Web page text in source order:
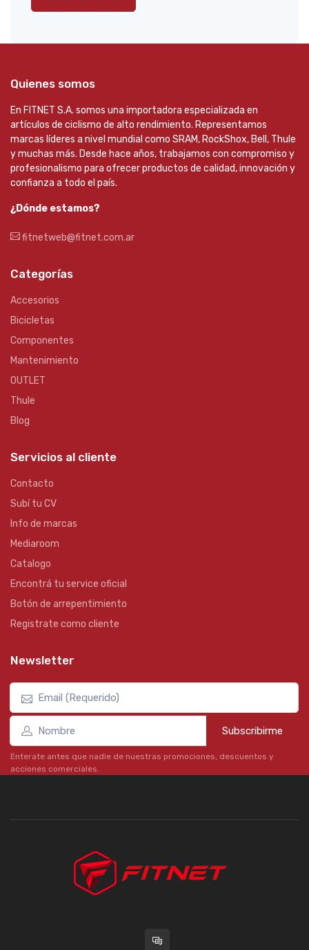
Quienes somos
En FITNET S.A. somos una importadora especializada en
artículos de ciclismo de alto rendimiento. Representamos
marcas líderes a nivel mundial como SRAM, RockShox, Bell, Thule
y muchas más. Desde hace años, trabajamos con compromiso y
profesionalismo para ofrecer productos de calidad, innovación y
confianza a todo el país.
¿Dónde estamos?
fitnetweb@fitnet.com.ar
Categorías
Accesorios
Bicicletas
Componentes
Mantenimiento
OUTLET
Thule
Blog
Servicios al cliente
Contacto
Subí tu CV
Info de marcas
Mediaroom
Catalogo
Encontrá tu service oficial
Botón de arrepentimiento
Registrate como cliente
Newsletter
Subscribirme
Enterate antes que nadie de nuestras promociones, descuentos y
acciones comerciales.